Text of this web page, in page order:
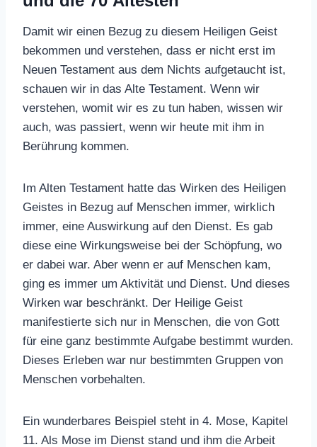
Damit wir einen Bezug zu diesem Heiligen Geist
bekommen und verstehen, dass er nicht erst im
Neuen Testament aus dem Nichts aufgetaucht ist,
schauen wir in das Alte Testament. Wenn wir
verstehen, womit wir es zu tun haben, wissen wir
auch, was passiert, wenn wir heute mit ihm in
Berührung kommen.
Im Alten Testament hatte das Wirken des Heiligen
Geistes in Bezug auf Menschen immer, wirklich
immer, eine Auswirkung auf den Dienst. Es gab
diese eine Wirkungsweise bei der Schöpfung, wo
er dabei war. Aber wenn er auf Menschen kam,
ging es immer um Aktivität und Dienst. Und dieses
Wirken war beschränkt. Der Heilige Geist
manifestierte sich nur in Menschen, die von Gott
für eine ganz bestimmte Aufgabe bestimmt wurden.
Dieses Erleben war nur bestimmten Gruppen von
Menschen vorbehalten.
Ein wunderbares Beispiel steht in 4. Mose, Kapitel
11. Als Mose im Dienst stand und ihm die Arbeit